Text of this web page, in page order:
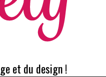
et du design !